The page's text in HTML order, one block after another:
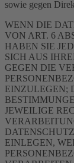
sowie gegen
WENN DIE
VON ART. 6
HABEN SIE
SICH AUS
GEGEN DIE
EINZULEGEN;
JEWEILIGE
EINLEGEN,